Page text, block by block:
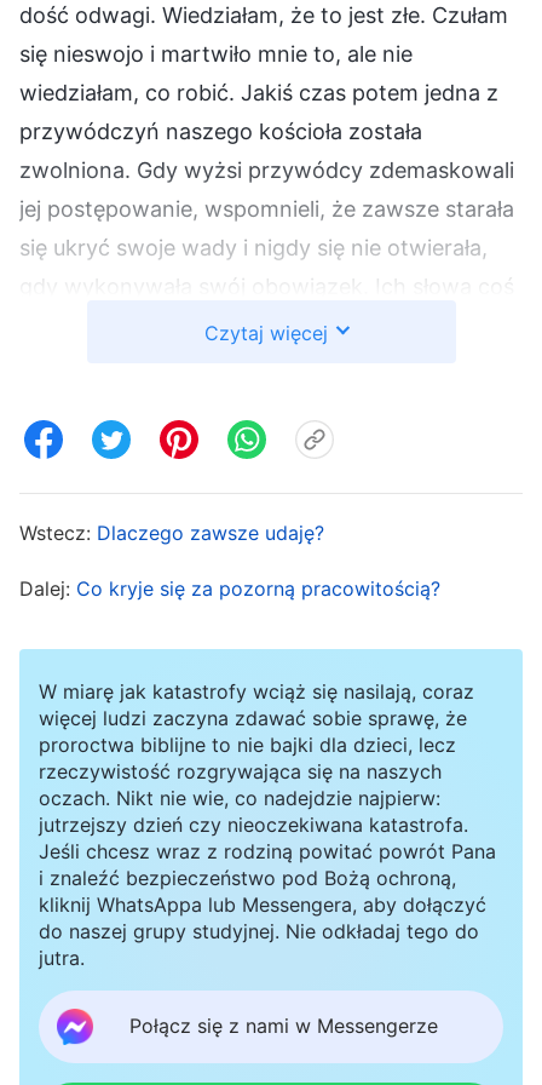
dość odwagi. Wiedziałam, że to jest złe. Czułam
się nieswojo i martwiło mnie to, ale nie
wiedziałam, co robić. Jakiś czas potem jedna z
przywódczyń naszego kościoła została
zwolniona. Gdy wyżsi przywódcy zdemaskowali
jej postępowanie, wspomnieli, że zawsze starała
się ukryć swoje wady i nigdy się nie otwierała,
gdy wykonywała swój obowiązek. Ich słowa coś
we mnie poruszyły, nie mogłam przestać myśleć
pomysły i poglądy dla siebie ze strachu, że ludzie
problem.
Popełnianie błędów czy maskowanie się: która
z tych rzeczy ma związek z usposobieniem?
Maskowanie się to kwestia usposobienia; wiąże
się z aroganckim usposobieniem,
niegodziwością i fałszem; jest to coś, co
napawa Boga szczególnym obrzydzeniem. (…)
Jeśli popełniwszy błąd jesteś w stanie
prawidłowo to potraktować, potrafisz
wszystkim wokół pozwolić, by o tym mówili, by
tę sytuację komentowali i zyskiwali rozeznanie,
Czytaj więcej
Wstecz: Dlaczego zawsze udaję?
Dalej: Co kryje się za pozorną pracowitością?
W miarę jak katastrofy wciąż się nasilają, coraz
więcej ludzi zaczyna zdawać sobie sprawę, że
proroctwa biblijne to nie bajki dla dzieci, lecz
rzeczywistość rozgrywająca się na naszych
oczach. Nikt nie wie, co nadejdzie najpierw:
jutrzejszy dzień czy nieoczekiwana katastrofa.
Jeśli chcesz wraz z rodziną powitać powrót Pana
i znaleźć bezpieczeństwo pod Bożą ochroną,
kliknij WhatsAppa lub Messengera, aby dołączyć
do naszej grupy studyjnej. Nie odkładaj tego do
jutra.
Połącz się z nami w Messengerze